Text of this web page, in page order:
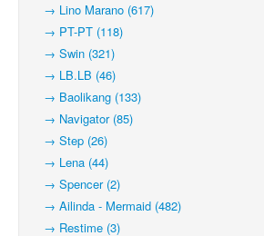
→ Lino Marano (617)
→ PT-PT (118)
→ Swin (321)
→ LB.LB (46)
→ Baolikang (133)
→ Navigator (85)
→ Step (26)
→ Lena (44)
→ Spencer (2)
→ Ailinda - Mermaid (482)
→ Restime (3)